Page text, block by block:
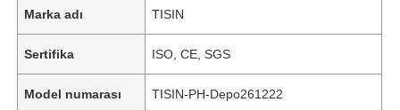
Marka adı TISIN
Sertifika ISO, CE, SGS
Model numarası TISIN-PH-Depo261222